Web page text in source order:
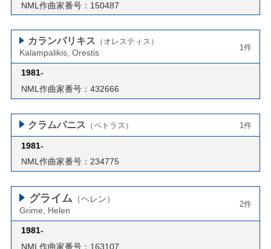
NML作曲家番号：150487
カランパリキス （オレスティス）
Kalampalikis, Orestis
1件
1981-
NML作曲家番号：432666
クラムパニス （ペトラス） 1件
1981-
NML作曲家番号：234775
グライム （ヘレン）
Grime, Helen
2件
1981-
NML作曲家番号：163107